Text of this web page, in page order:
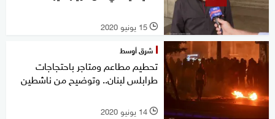
l 15 يونيو 2020
شرق أوسط
تحطيم مطاعم ومتاجر باحتجاجات
طرابلس لبنان.. وتوضيح من ناشطين
l 14 يونيو 2020